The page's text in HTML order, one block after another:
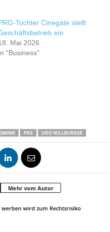
Tochter Cinegate stellt
ein
Mai 2026
"Business"
PRG UDO WILLBURGER
Mehr vom Autor
wird zum Rechtsrisiko